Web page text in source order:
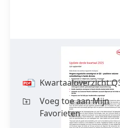
Kwartaaloverzicht
Kwartaaloverzicht
Voeg toe aan Mijn
Favorieten